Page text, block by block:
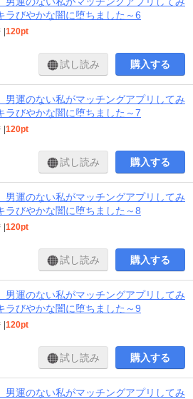
ラびやかな闇に堕ちました～6
|120pt
試し読み 購入する
男運のない私がマッチングアプリしてみ
ラびやかな闇に堕ちました～7
|120pt
試し読み 購入する
男運のない私がマッチングアプリしてみ
ラびやかな闇に堕ちました～8
|120pt
試し読み 購入する
男運のない私がマッチングアプリしてみ
ラびやかな闇に堕ちました～9
|120pt
試し読み 購入する
男運のない私がマッチングアプリしてみ